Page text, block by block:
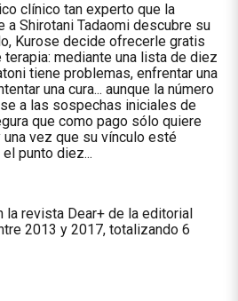
clínico tan experto que la
a Shirotani Tadaomi descubre su
Kurose decide ofrecerle gratis
mediante una lista de diez
tiene problemas, enfrentar una
una cura... aunque la número
a las sospechas iniciales de
que como pago sólo quiere
vez que su vínculo esté
punto diez...
la revista Dear+ de la editorial
2013 y 2017, totalizando 6